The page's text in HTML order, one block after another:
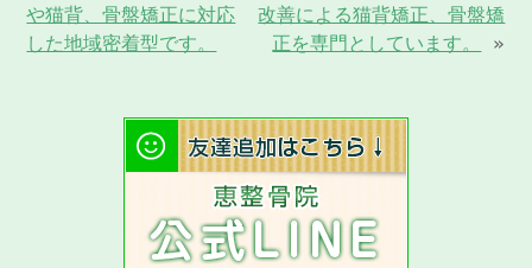
や猫背、骨盤矯正に対応
した地域密着型です。
改善による猫背矯正、骨盤矯
正を専門としています。
»